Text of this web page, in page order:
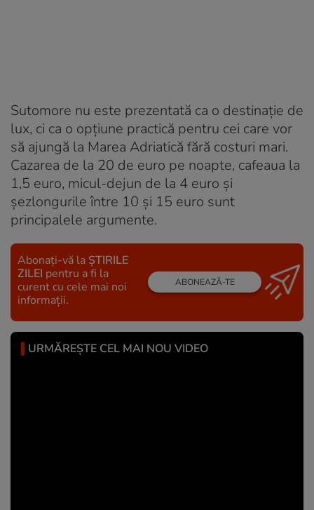
Sutomore nu este prezentată ca o destinație de
lux, ci ca o opțiune practică pentru cei care vor
să ajungă la Marea Adriatică fără costuri mari.
Cazarea de la 20 de euro pe noapte, cafeaua la
1,5 euro, micul-dejun de la 4 euro și
șezlongurile între 10 și 15 euro sunt
principalele argumente.
Abonați-vă la ȘTIRILE
ZILEI pentru a fi la
curent cu cele mai noi
informații.
ABONEAZĂ-TE
URMĂREȘTE CEL MAI NOU VIDEO